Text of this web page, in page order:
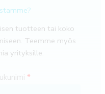
tuotteen tai koko
Teemme myös
yrityksille.